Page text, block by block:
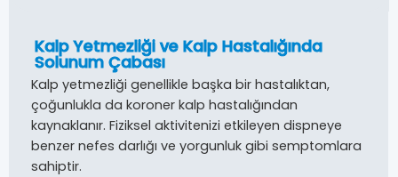
Kalp Yetmezliği ve Kalp Hastalığında
Solunum Çabası
Kalp yetmezliği genellikle başka bir hastalıktan,
çoğunlukla da koroner kalp hastalığından
kaynaklanır. Fiziksel aktivitenizi etkileyen dispneye
benzer nefes darlığı ve yorgunluk gibi semptomlara
sahiptir.